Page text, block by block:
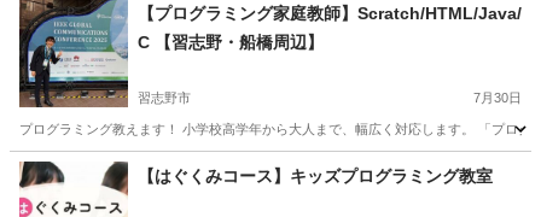
【プログラミング家庭教師】Scratch/HTML/Java/
C 【習志野・船橋周辺】
習志野市 7月30日
プログラミング教えます！ 小学校高学年から大人まで、幅広く対応します。 「プロ
千葉 習志野市 プログラミング Java
【はぐくみコース】キッズプログラミング教室